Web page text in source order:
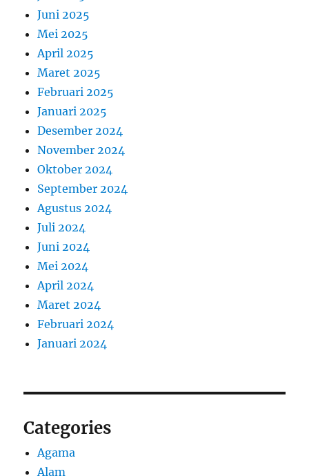
Juni 2025
Mei 2025
April 2025
Maret 2025
Februari 2025
Januari 2025
Desember 2024
November 2024
Oktober 2024
September 2024
Agustus 2024
Juli 2024
Juni 2024
Mei 2024
April 2024
Maret 2024
Februari 2024
Januari 2024
Categories
Agama
Alam